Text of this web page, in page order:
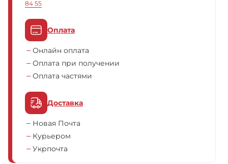
84 55
Оплата
Онлайн оплата
Оплата при получении
Оплата частями
Доставка
Новая Почта
Курьером
Укрпочта